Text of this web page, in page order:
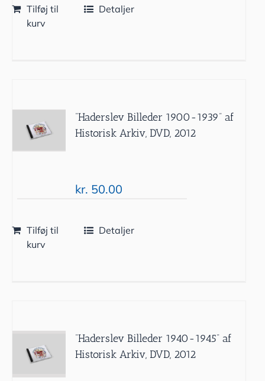
Tilføj til
kurv
Detaljer
”Haderslev Billeder 1900-1939” af
Historisk Arkiv, DVD, 2012
kr. 50.00
Tilføj til
kurv
Detaljer
”Haderslev Billeder 1940-1945” af
Historisk Arkiv, DVD, 2012